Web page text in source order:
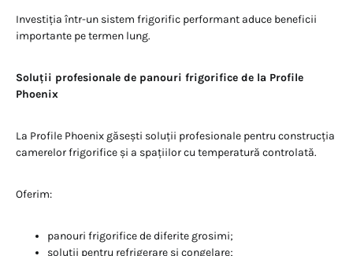
Investiția într-un sistem frigorific performant aduce beneficii
importante pe termen lung.
Soluții profesionale de panouri frigorifice de la Profile
Phoenix
La Profile Phoenix găsești soluții profesionale pentru construcția
camerelor frigorifice și a spațiilor cu temperatură controlată.
Oferim:
panouri frigorifice de diferite grosimi;
soluții pentru refrigerare și congelare;